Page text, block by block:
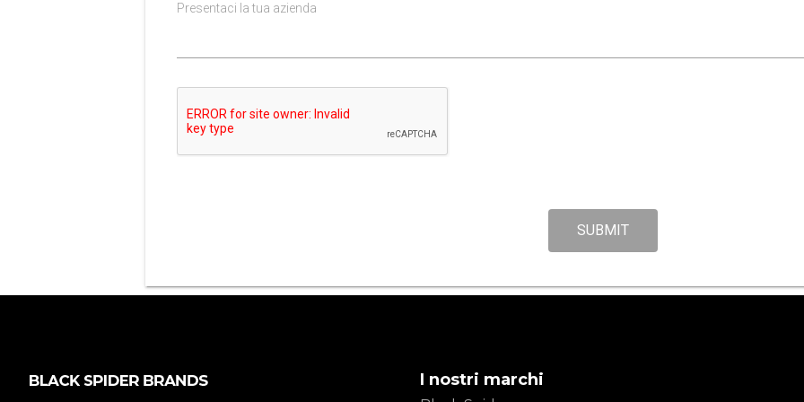
Presentaci la tua azienda
SUBMIT
I nostri marchi